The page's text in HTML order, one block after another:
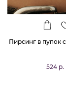
Пирсинг в пупок
524 р.